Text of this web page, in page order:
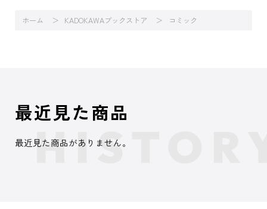
ホーム KADOKAWAブックストア コミック
最近見た商品
最近見た商品がありません。